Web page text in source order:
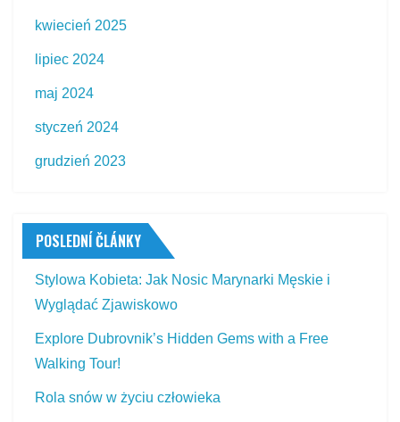
kwiecień 2025
lipiec 2024
maj 2024
styczeń 2024
grudzień 2023
POSLEDNÍ ČLÁNKY
Stylowa Kobieta: Jak Nosic Marynarki Męskie i
Wyglądać Zjawiskowo
Explore Dubrovnik’s Hidden Gems with a Free
Walking Tour!
Rola snów w życiu człowieka